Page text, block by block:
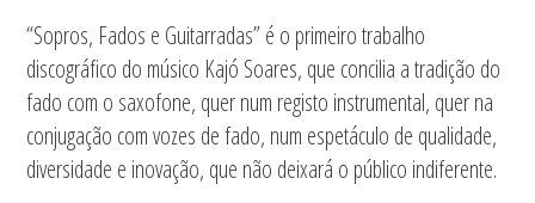
“Sopros, Fados e Guitarradas” é o primeiro trabalho
discográfico do músico Kajó Soares, que concilia a tradição do
fado com o saxofone, quer num registo instrumental, quer na
conjugação com vozes de fado, num espetáculo de qualidade,
diversidade e inovação, que não deixará o público indiferente.